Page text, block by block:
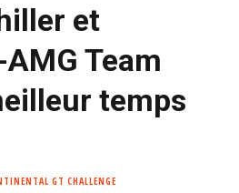
et
Team
temps
GT CHALLENGE